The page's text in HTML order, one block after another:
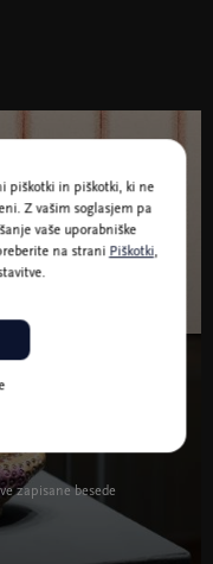
leto 2026)
zapisane besede
piškotki in piškotki, ki ne
Z vašim soglasjem pa
vaše uporabniške
na strani Piškotki,